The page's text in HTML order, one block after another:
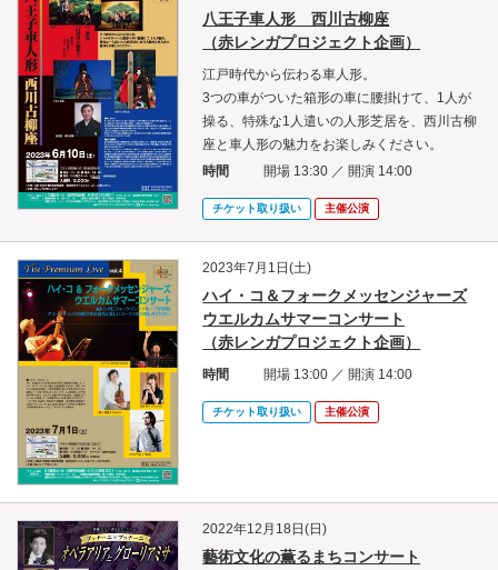
八王子車人形 西川古柳座
（赤レンガプロジェクト企画）
江戸時代から伝わる車人形。
3つの車がついた箱形の車に腰掛けて、1人が
操る、特殊な1人遣いの人形芝居を、西川古柳
座と車人形の魅力をお楽しみください。
時間
開場 13:30 ／ 開演 14:00
チケット取り扱い 主催公演
2023年7月1日(土)
ハイ・コ＆フォークメッセンジャーズ
ウエルカムサマーコンサート
（赤レンガプロジェクト企画）
時間 開場 13:00 ／ 開演 14:00
チケット取り扱い 主催公演
2022年12月18日(日)
藝術文化の薫るまちコンサート